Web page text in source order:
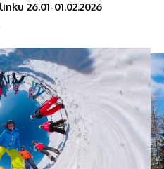
26.01-01.02.2026